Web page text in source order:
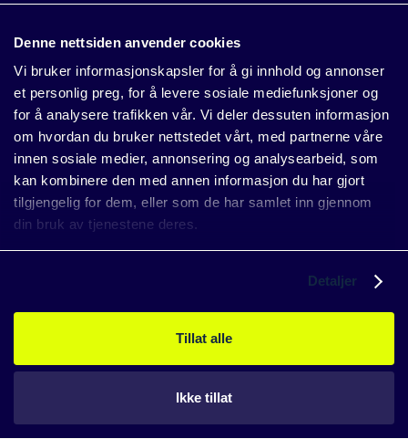
Denne nettsiden anvender cookies
Vi bruker informasjonskapsler for å gi innhold og annonser
et personlig preg, for å levere sosiale mediefunksjoner og
for å analysere trafikken vår. Vi deler dessuten informasjon
om hvordan du bruker nettstedet vårt, med partnerne våre
innen sosiale medier, annonsering og analysearbeid, som
kan kombinere den med annen informasjon du har gjort
tilgjengelig for dem, eller som de har samlet inn gjennom
din bruk av tjenestene deres.
Detaljer
Tillat alle
Ikke tillat
Lars Åmellem